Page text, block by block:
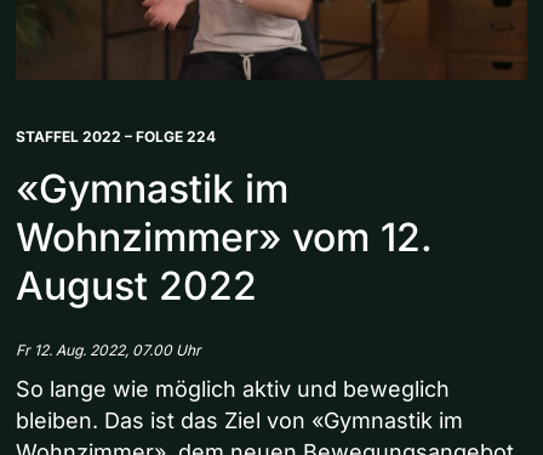
STAFFEL 2022 – FOLGE 224
«Gymnastik im
Wohnzimmer» vom 12.
August 2022
Fr 12. Aug. 2022, 07.00 Uhr
So lange wie möglich aktiv und beweglich
bleiben. Das ist das Ziel von «Gymnastik im